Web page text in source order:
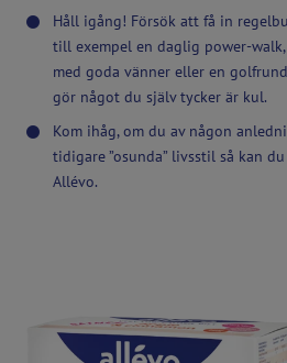
Håll igång! Försök att få in
till exempel en daglig power-
med goda vänner eller en
gör något du själv tycker är kul.
Kom ihåg, om du av någon
tidigare ”osunda” livsstil så kan
Allévo.